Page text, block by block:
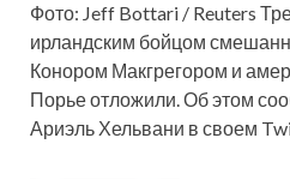
Фото: Jeff Bottari / Reuters
ирландским бойцом
Конором Макгрегором и
Порье отложили. Об этом
Ариэль Хельвани в своем